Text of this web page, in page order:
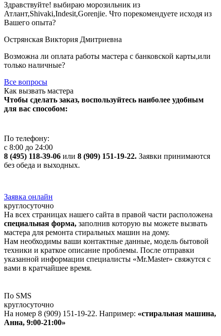
Здравствуйте! выбираю морозильник из
Атлант,Shivaki,Indesit,Gorenjie. Что порекомендуете иcходя из
Вашего опыта?
Острянская Виктория Дмитриевна
Возможна ли оплата работы мастера с банковской карты,или
только наличные?
Все вопросы
Как вызвать мастера
Чтобы сделать заказ, воспользуйтесь наиболее удобным
для вас способом:
По телефону:
с 8:00 до 24:00
8 (495) 118-39-06 или 8 (909) 151-19-22. Заявки принимаются
без обеда и выходных.
Заявка онлайн
круглосуточно
На всех страницах нашего сайта в правой части расположена
специальная форма, заполнив которую вы можете вызвать
мастера для ремонта стиральных машин на дому.
Нам необходимы ваши контактные данные, модель бытовой
техники и краткое описание проблемы. После отправки
указанной информации специалисты «Mr.Master» свяжутся с
вами в кратчайшее время.
По SMS
круглосуточно
На номер 8 (909) 151-19-22. Например: «стиральная машина,
Анна, 9:00-21:00»